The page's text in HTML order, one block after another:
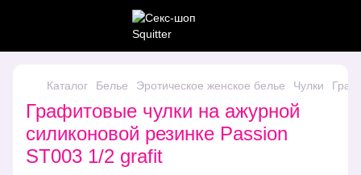
Каталог Белье Эротическое женское белье Чулки
Графитовые чулки на ажурной
силиконовой резинке Passion
ST003 1/2 grafit